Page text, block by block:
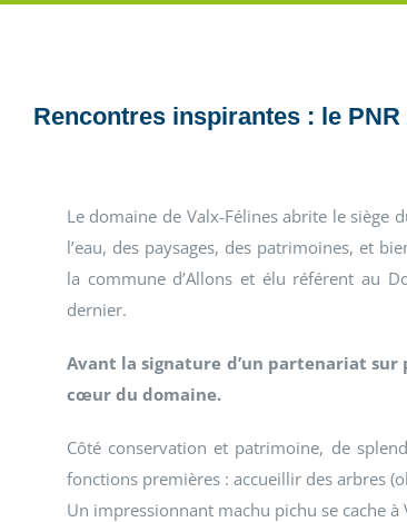
Rencontres inspirantes : le PNR
Le domaine de Valx-Félines abrite le siège
l’eau, des paysages, des patrimoines, et
la commune d’Allons et élu référent au
dernier.
Avant la signature d’un partenariat sur
cœur du domaine.
Côté conservation et patrimoine, de
fonctions premières : accueillir des arbres
Un impressionnant machu pichu se cache à